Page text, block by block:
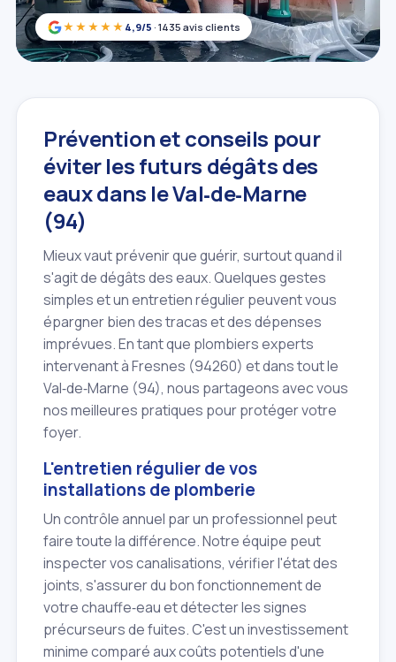
★★★★★ 4,9/5 · 1435 avis clients
Prévention et conseils pour
éviter les futurs dégâts des
eaux dans le Val‑de‑Marne
(94)
Mieux vaut prévenir que guérir, surtout quand il
s'agit de dégâts des eaux. Quelques gestes
simples et un entretien régulier peuvent vous
épargner bien des tracas et des dépenses
imprévues. En tant que plombiers experts
intervenant à Fresnes (94260) et dans tout le
Val‑de‑Marne (94), nous partageons avec vous
nos meilleures pratiques pour protéger votre
foyer.
L'entretien régulier de vos
installations de plomberie
Un contrôle annuel par un professionnel peut
faire toute la différence. Notre équipe peut
inspecter vos canalisations, vérifier l'état des
joints, s'assurer du bon fonctionnement de
votre chauffe‑eau et détecter les signes
précurseurs de fuites. C'est un investissement
minime comparé aux coûts potentiels d'une